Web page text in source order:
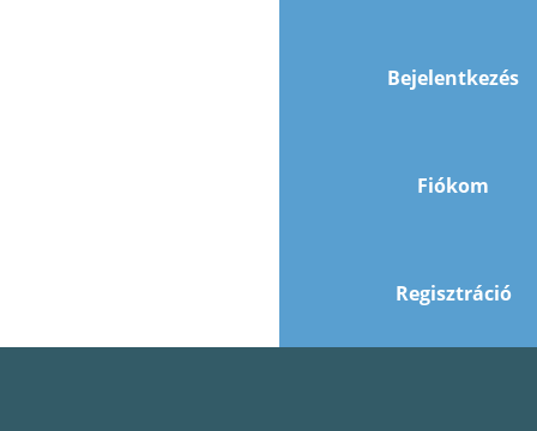
Bejelentkezés
Fiókom
Regisztráció